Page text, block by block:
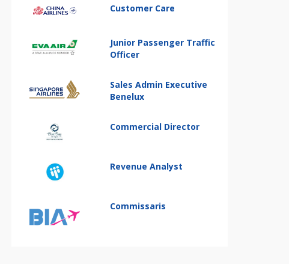
Customer Care
Junior Passenger Traffic
Officer
Sales Admin Executive
Benelux
Commercial Director
Revenue Analyst
Commissaris